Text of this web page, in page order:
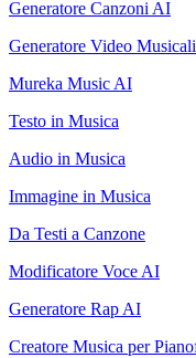
Generatore Canzoni AI
Generatore Video
Mureka Music AI
Testo in Musica
Audio in Musica
Immagine in Musica
Da Testi a Canzone
Modificatore Voce AI
Generatore Rap AI
Creatore Musica per